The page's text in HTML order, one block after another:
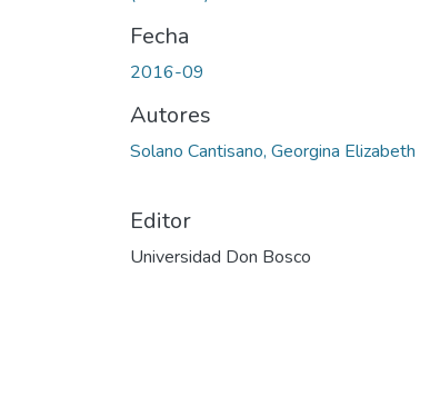
Fecha
2016-09
Autores
Solano Cantisano, Georgina Elizabeth
Editor
Universidad Don Bosco